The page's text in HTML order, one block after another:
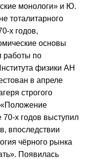
монологи» и Ю.
тоталитарного
х годов,
основы
работы по
физики АН
в апреле
строгого
«Положение
х годов выступил
впоследствии
чёрного рынка
Появилась